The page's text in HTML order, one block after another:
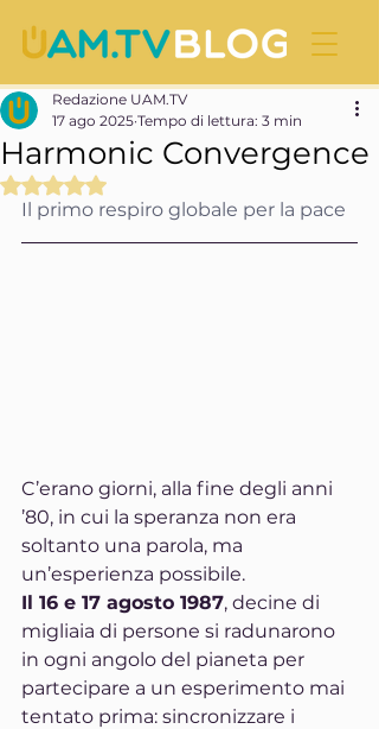
Harmonic Convergence
Redazione UAM.TV
17 ago 2025 Tempo di lettura: 3 min
Valutazione NaN stelle su 5.
Il primo respiro globale per la pace
C’erano giorni, alla fine degli anni
’80, in cui la speranza non era
soltanto una parola, ma
un’esperienza possibile.
Il 16 e 17 agosto 1987, decine di
migliaia di persone si radunarono
in ogni angolo del pianeta per
partecipare a un esperimento mai
tentato prima: sincronizzare i